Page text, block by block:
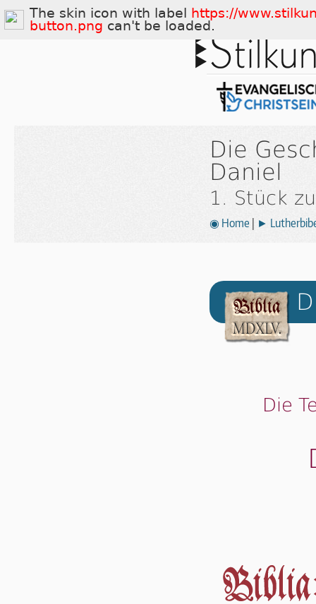
Die
Daniel
1. Stück
◉ Home ►
Die
The skin icon with label
https://
button.png can't be loaded.